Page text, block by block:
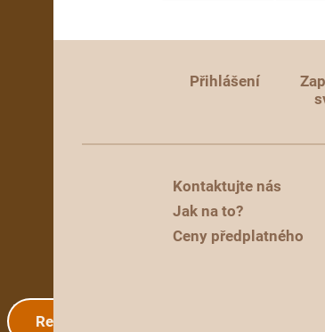
Registrace
Přihlášení
Kontaktujte nás
Jak na to?
Ceny předplatného